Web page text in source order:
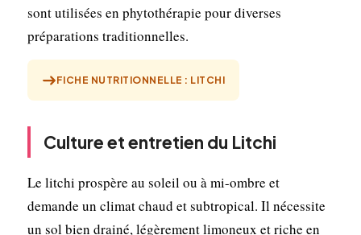
sont utilisées en phytothérapie pour diverses
préparations traditionnelles.
FICHE NUTRITIONNELLE : LITCHI
Culture et entretien du Litchi
Le litchi prospère au soleil ou à mi-ombre et
demande un climat chaud et subtropical. Il nécessite
un sol bien drainé, légèrement limoneux et riche en